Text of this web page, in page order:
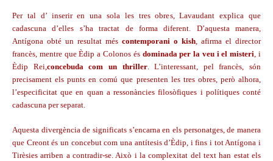
Per tal d’ inserir en una sola les tres obres, Lavaudant explica que
cadascuna d’elles s’ha tractat de forma diferent. D’aquesta manera,
Antígona obté un resultat més contemporani o kish, afirma el director
francès, mentre que Èdip a Colonos és dominada per la veu i el misteri, i
Èdip Rei,concebuda com un thriller. L’interessant, pel francès, són
precisament els punts en comú que presenten les tres obres, però alhora,
l’especificitat que en quan a ressonàncies filosòfiques i polítiques conté
cadascuna per separat.
Aquesta divergència de significats s’encarna en els personatges, de manera
que Creont és un concebut com una antítesis d’Èdip, i fins i tot Antígona i
Tirèsies arriben a contradir-se. Això i la complexitat del text han estat els